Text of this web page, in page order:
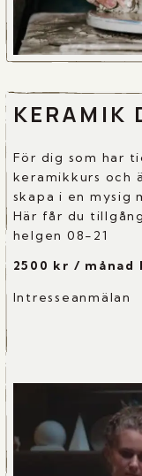
KERAMIK
För dig som har
keramikkurs och
skapa i en mysig
Här får du
helgen 08-21
2500 kr / månad
Intresseanmälan